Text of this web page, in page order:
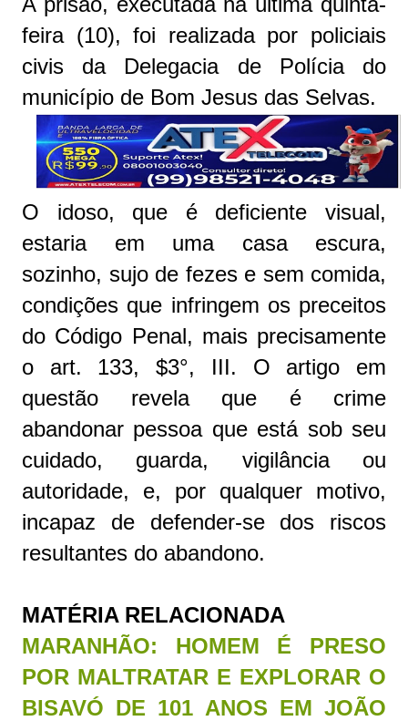
feira (10), foi realizada por policiais
civis da Delegacia de Polícia do
município de Bom Jesus das Selvas.
O idoso, que é deficiente visual,
estaria em uma casa escura,
sozinho, sujo de fezes e sem comida,
condições que infringem os preceitos
do Código Penal, mais precisamente
o art. 133, $3°, III. O artigo em
questão revela que é crime
abandonar pessoa que está sob seu
cuidado, guarda, vigilância ou
autoridade, e, por qualquer motivo,
incapaz de defender-se dos riscos
resultantes do abandono.
MATÉRIA RELACIONADA
MARANHÃO: HOMEM É PRESO
POR MALTRATAR E EXPLORAR O
BISAVÓ DE 101 ANOS EM JOÃO